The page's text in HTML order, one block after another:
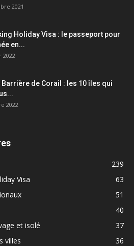
2021
Holiday Visa : le passeport pour
en...
2022
Barrière de Corail : les 10 îles qui
2022
239
Visa
63
51
40
et isolé
37
villes
36